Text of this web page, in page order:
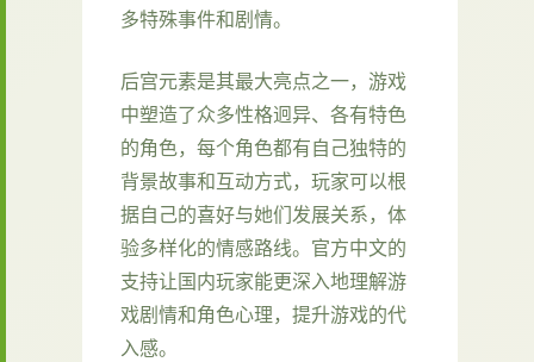
多特殊事件和剧情。
后宫元素是其最大亮点之一，游戏
中塑造了众多性格迥异、各有特色
的角色，每个角色都有自己独特的
背景故事和互动方式，玩家可以根
据自己的喜好与她们发展关系，体
验多样化的情感路线。官方中文的
支持让国内玩家能更深入地理解游
戏剧情和角色心理，提升游戏的代
入感。